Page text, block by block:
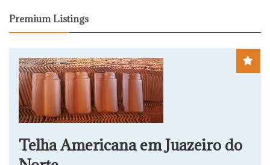
Premium Listings
Telha Americana em Juazeiro do